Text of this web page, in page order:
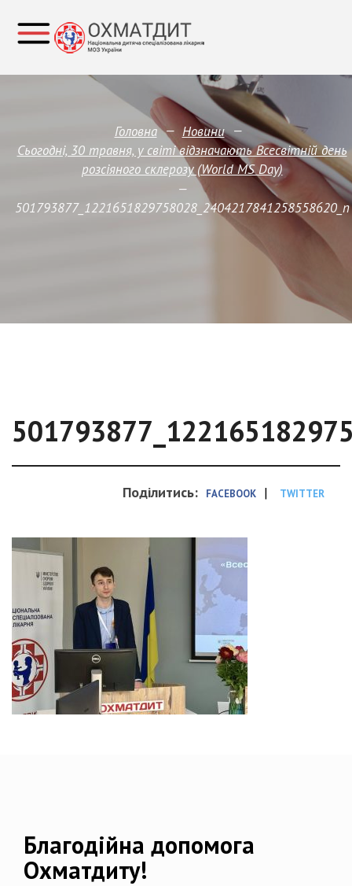
Головна — Новини —
Сьогодні, 30 травня, у світі відзначають Всесвітній день
розсіяного склерозу (World MS Day)
—
501793877_1221651829758028_2404217841258558620_n
Поділитись: FACEBOOK | TWITTER
Благодійна допомога
Охматдиту!